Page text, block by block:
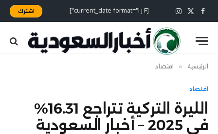
فيسبوك
X
(Twitter)
الانستغرام [current_date format="l j F"] اشترك
الرئيسية » اقتصاد
اقتصاد
الليرة التركية تتراجع 16.31%
في 2025 – أخبار السعودية